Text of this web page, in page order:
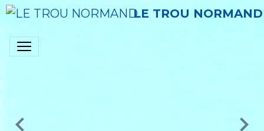
LE TROU NORMAND